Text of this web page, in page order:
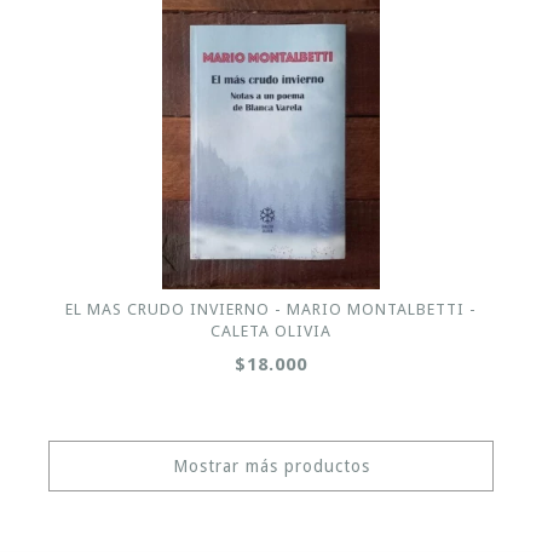
EL MAS CRUDO INVIERNO - MARIO MONTALBETTI -
CALETA OLIVIA
$18.000
Mostrar más productos